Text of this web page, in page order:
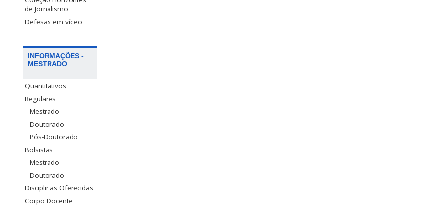
de Jornalismo
Defesas em vídeo
INFORMAÇÕES -
MESTRADO
Quantitativos
Regulares
Mestrado
Doutorado
Pós-Doutorado
Bolsistas
Mestrado
Doutorado
Disciplinas Oferecidas
Corpo Docente